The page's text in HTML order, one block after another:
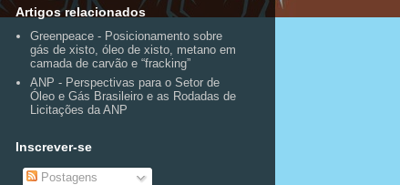
Artigos relacionados
Greenpeace - Posicionamento sobre
gás de xisto, óleo de xisto, metano em
camada de carvão e “fracking”
ANP - Perspectivas para o Setor de
Óleo e Gás Brasileiro e as Rodadas de
Licitações da ANP
Inscrever-se
Postagens